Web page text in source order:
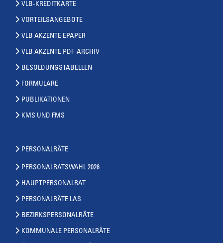
VLB-KREDITKARTE
VORTEILSANGEBOTE
VLB AKZENTE EPAPER
VLB AKZENTE PDF-ARCHIV
BESOLDUNGSTABELLEN
FORMULARE
PUBLIKATIONEN
KMS UND FMS
PERSONALRÄTE
PERSONALRATSWAHL 2026
HAUPTPERSONALRAT
PERSONALRÄTE LAS
BEZIRKSPERSONALRÄTE
KOMMUNALE PERSONALRÄTE